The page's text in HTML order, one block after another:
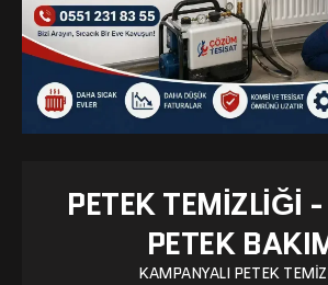
PETEK TEMIZLIĞI
PETEK
KAMPANYALI PETEK